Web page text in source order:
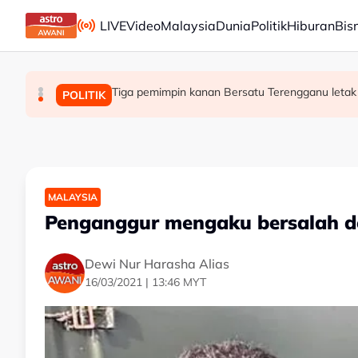
Skip to main content
LIVEVideoMalaysiaDuniaPolitikHiburan
DUNIA Perjanjian buka semula Selat Hormuz mungkin
MALAYSIA Penutupan pangkalan haram beri impak
POLITIK Tiga pemimpin kanan Bersatu Terengganu
MALAYSIA
Penganggur mengaku bersalah
Dewi Nur Harasha Alias
16/03/2021 | 13:46 MYT